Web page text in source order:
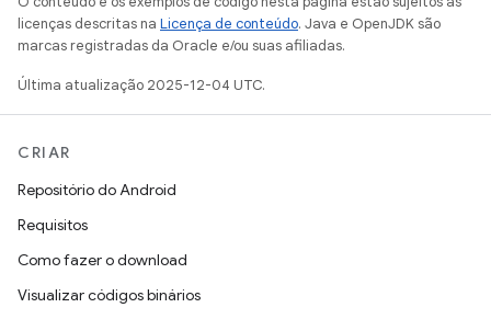
licenças descritas na Licença de conteúdo. Java e OpenJDK são
marcas registradas da Oracle e/ou suas afiliadas.
Última atualização 2025-12-04 UTC.
CRIAR
Repositório do Android
Requisitos
Como fazer o download
Visualizar códigos binários